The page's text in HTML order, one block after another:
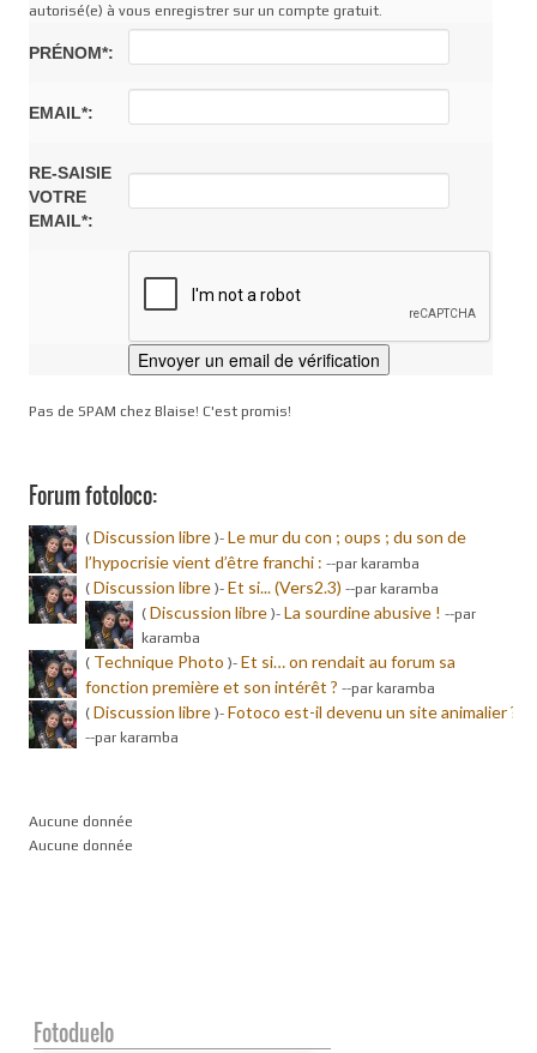
autorisé(e) à vous enregistrer sur un compte gratuit.
PRÉNOM*:
EMAIL*:
RE-SAISIE
VOTRE
EMAIL*:
Pas de SPAM chez Blaise! C'est promis!
Forum fotoloco:
( Discussion libre )- Le mur du con ; oups ; du son de
l’hypocrisie vient d’être franchi : --par karamba
( Discussion libre )- Et si... (Vers2.3) --par karamba
( Discussion libre )- La sourdine abusive ! --par
karamba
( Technique Photo )- Et si… on rendait au forum sa
fonction première et son intérêt ? --par karamba
( Discussion libre )- Fotoco est-il devenu un site animalier ?
--par karamba
Aucune donnée
Aucune donnée
Fotoduelo